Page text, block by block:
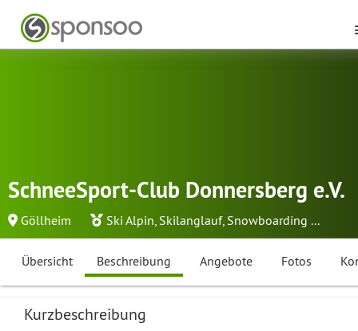
SchneeSport-Club Donnersberg e.V.
Göllheim Ski Alpin, Skilanglauf, Snowboarding ...
Übersicht Beschreibung Angebote Fotos
Kurzbeschreibung